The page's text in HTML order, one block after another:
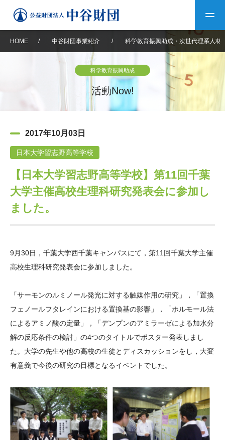
中谷財団について
設立趣意書
沿革 40年史デジタルブック
中谷財団40年史
年報一覧 中谷財団レポート
中谷財団事業紹介
神戸賞 長期大型研究助成
研究助成
ム
次世代理系人材育成プ
ログラム助成
中谷財団動画紹介
その他情報
その他情報
アクセス よくあるご質問
日本語 English マイページ
HOME / 中谷財団事業紹介 / 科学教育振興助成・次世代理系人材
科学教育振興助成
活動Now!
2017年10月03日
日本大学習志野高等学校
【日本大学習志野高等学校】第11回千葉
大学主催高校生理科研究発表会に参加し
ました。
9月30日，千葉大学西千葉キャンパスにて，第11回千葉大学主催
高校生理科研究発表会に参加しました。
「サーモンのルミノール発光に対する触媒作用の研究」，「置換
フェノールフタレインにおける置換基の影響」，「ホルモール法
によるアミノ酸の定量」，「デンプンのアミラーゼによる加水分
解の反応条件の検討」の4つのタイトルでポスター発表しまし
た。大学の先生や他の高校の生徒とディスカッションをし，大変
有意義で今後の研究の目標となるイベントでした。